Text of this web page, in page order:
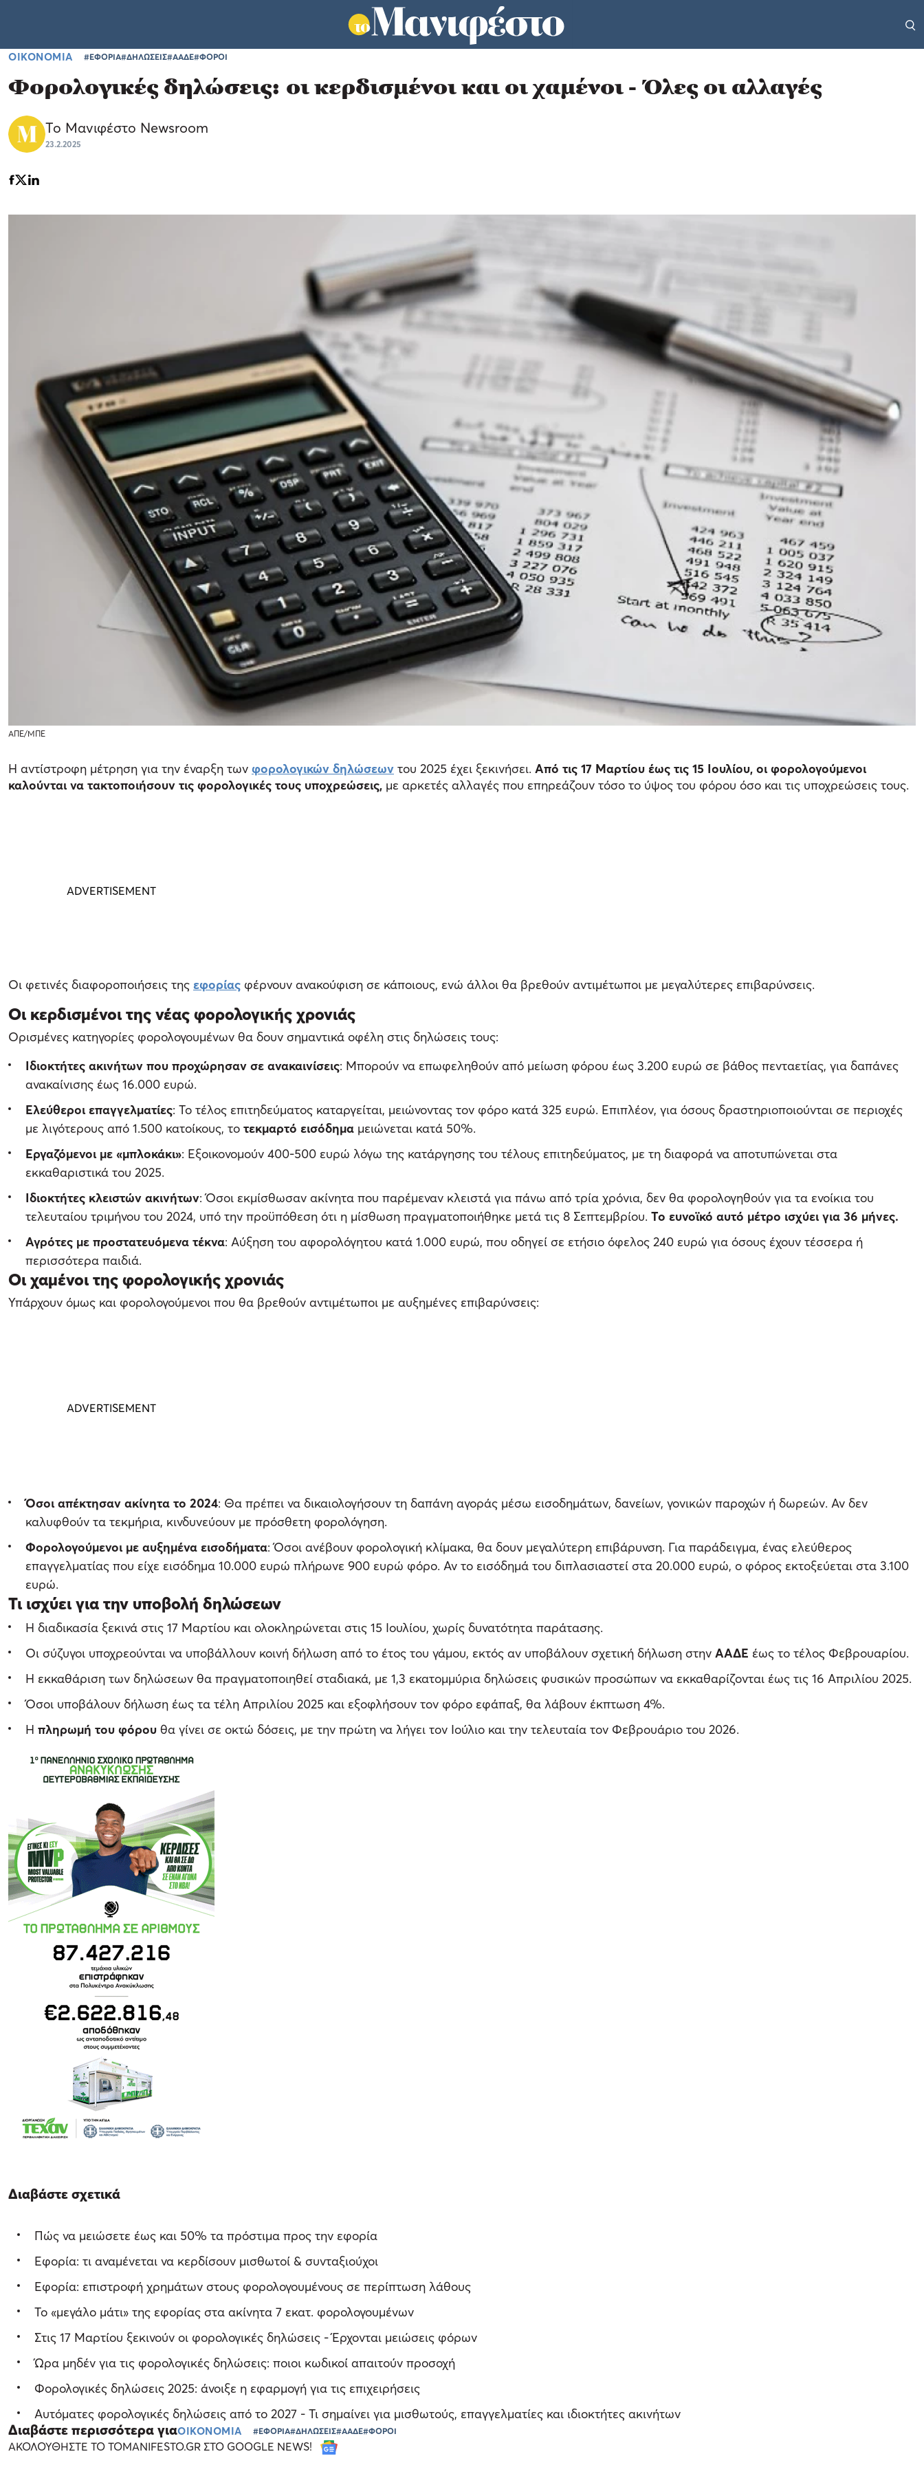
ΟΙΚΟΝΟΜΙΑ #ΕΦΟΡΙΑ#ΔΗΛΩΣΕΙΣ#ΑΑΔΕ#ΦΟΡΟΙ
Φορολογικές δηλώσεις: οι κερδισμένοι και οι χαμένοι - Όλες οι αλλαγές
Το Μανιφέστο Newsroom
23.2.2025
ΑΠΕ/ΜΠΕ
Η αντίστροφη μέτρηση για την έναρξη των φορολογικών δηλώσεων του 2025 έχει ξεκινήσει. Από τις 17 Μαρτίου έως τις 15 Ιουλίου, οι φορολογούμενοι
καλούνται να τακτοποιήσουν τις φορολογικές τους υποχρεώσεις, με αρκετές αλλαγές που επηρεάζουν τόσο το ύψος του φόρου όσο και τις υποχρεώσεις τους.
Οι φετινές διαφοροποιήσεις της εφορίας φέρνουν ανακούφιση σε κάποιους, ενώ άλλοι θα βρεθούν αντιμέτωποι με μεγαλύτερες επιβαρύνσεις.
Οι κερδισμένοι της νέας φορολογικής χρονιάς
Ορισμένες κατηγορίες φορολογουμένων θα δουν σημαντικά οφέλη στις δηλώσεις τους:
Ιδιοκτήτες ακινήτων που προχώρησαν σε ανακαινίσεις: Μπορούν να επωφεληθούν από μείωση φόρου έως 3.200 ευρώ σε βάθος πενταετίας, για δαπάνες
ανακαίνισης έως 16.000 ευρώ.
Ελεύθεροι επαγγελματίες: Το τέλος επιτηδεύματος καταργείται, μειώνοντας τον φόρο κατά 325 ευρώ. Επιπλέον, για όσους δραστηριοποιούνται σε περιοχές
με λιγότερους από 1.500 κατοίκους, το τεκμαρτό εισόδημα μειώνεται κατά 50%.
Εργαζόμενοι με «μπλοκάκι»: Εξοικονομούν 400-500 ευρώ λόγω της κατάργησης του τέλους επιτηδεύματος, με τη διαφορά να αποτυπώνεται στα
εκκαθαριστικά του 2025.
Ιδιοκτήτες κλειστών ακινήτων: Όσοι εκμίσθωσαν ακίνητα που παρέμεναν κλειστά για πάνω από τρία χρόνια, δεν θα φορολογηθούν για τα ενοίκια του
τελευταίου τριμήνου του 2024, υπό την προϋπόθεση ότι η μίσθωση πραγματοποιήθηκε μετά τις 8 Σεπτεμβρίου. Το ευνοϊκό αυτό μέτρο ισχύει για 36 μήνες.
Αγρότες με προστατευόμενα τέκνα: Αύξηση του αφορολόγητου κατά 1.000 ευρώ, που οδηγεί σε ετήσιο όφελος 240 ευρώ για όσους έχουν τέσσερα ή
περισσότερα παιδιά.
Οι χαμένοι της φορολογικής χρονιάς
Υπάρχουν όμως και φορολογούμενοι που θα βρεθούν αντιμέτωποι με αυξημένες επιβαρύνσεις:
Όσοι απέκτησαν ακίνητα το 2024: Θα πρέπει να δικαιολογήσουν τη δαπάνη αγοράς μέσω εισοδημάτων, δανείων, γονικών παροχών ή δωρεών. Αν δεν
καλυφθούν τα τεκμήρια, κινδυνεύουν με πρόσθετη φορολόγηση.
Φορολογούμενοι με αυξημένα εισοδήματα: Όσοι ανέβουν φορολογική κλίμακα, θα δουν μεγαλύτερη επιβάρυνση. Για παράδειγμα, ένας ελεύθερος
επαγγελματίας που είχε εισόδημα 10.000 ευρώ πλήρωνε 900 ευρώ φόρο. Αν το εισόδημά του διπλασιαστεί στα 20.000 ευρώ, ο φόρος εκτοξεύεται στα 3.100
ευρώ.
Τι ισχύει για την υποβολή δηλώσεων
Η διαδικασία ξεκινά στις 17 Μαρτίου και ολοκληρώνεται στις 15 Ιουλίου, χωρίς δυνατότητα παράτασης.
Οι σύζυγοι υποχρεούνται να υποβάλλουν κοινή δήλωση από το έτος του γάμου, εκτός αν υποβάλουν σχετική δήλωση στην ΑΑΔΕ έως το τέλος Φεβρουαρίου.
Η εκκαθάριση των δηλώσεων θα πραγματοποιηθεί σταδιακά, με 1,3 εκατομμύρια δηλώσεις φυσικών προσώπων να εκκαθαρίζονται έως τις 16 Απριλίου 2025.
Όσοι υποβάλουν δήλωση έως τα τέλη Απριλίου 2025 και εξοφλήσουν τον φόρο εφάπαξ, θα λάβουν έκπτωση 4%.
Η πληρωμή του φόρου θα γίνει σε οκτώ δόσεις, με την πρώτη να λήγει τον Ιούλιο και την τελευταία τον Φεβρουάριο του 2026.
Διαβάστε σχετικά
Πώς να μειώσετε έως και 50% τα πρόστιμα προς την εφορία
Εφορία: τι αναμένεται να κερδίσουν μισθωτοί & συνταξιούχοι
Εφορία: επιστροφή χρημάτων στους φορολογουμένους σε περίπτωση λάθους
Το «μεγάλο μάτι» της εφορίας στα ακίνητα 7 εκατ. φορολογουμένων
Στις 17 Μαρτίου ξεκινούν οι φορολογικές δηλώσεις - Έρχονται μειώσεις φόρων
Ώρα μηδέν για τις φορολογικές δηλώσεις: ποιοι κωδικοί απαιτούν προσοχή
Φορολογικές δηλώσεις 2025: άνοιξε η εφαρμογή για τις επιχειρήσεις
Αυτόματες φορολογικές δηλώσεις από το 2027 - Τι σημαίνει για μισθωτούς, επαγγελματίες και ιδιοκτήτες ακινήτων
Διαβάστε περισσότερα γιαΟΙΚΟΝΟΜΙΑ #ΕΦΟΡΙΑ#ΔΗΛΩΣΕΙΣ#ΑΑΔΕ#ΦΟΡΟΙ
ΑΚΟΛΟΥΘΗΣΤΕ ΤΟ TOMANIFESTO.GR ΣΤΟ GOOGLE NEWS!